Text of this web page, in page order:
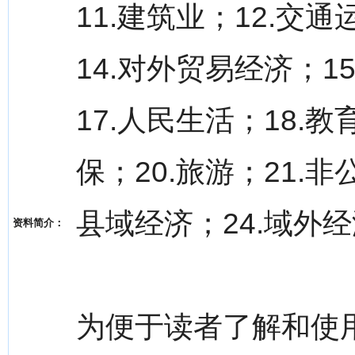
资料简介：
11.建筑业；12.交通
14.对外贸易经济；
17.人民生活；18.教
保；20.旅游；21.非
县域经济；24.域外
为便于读者了解和使